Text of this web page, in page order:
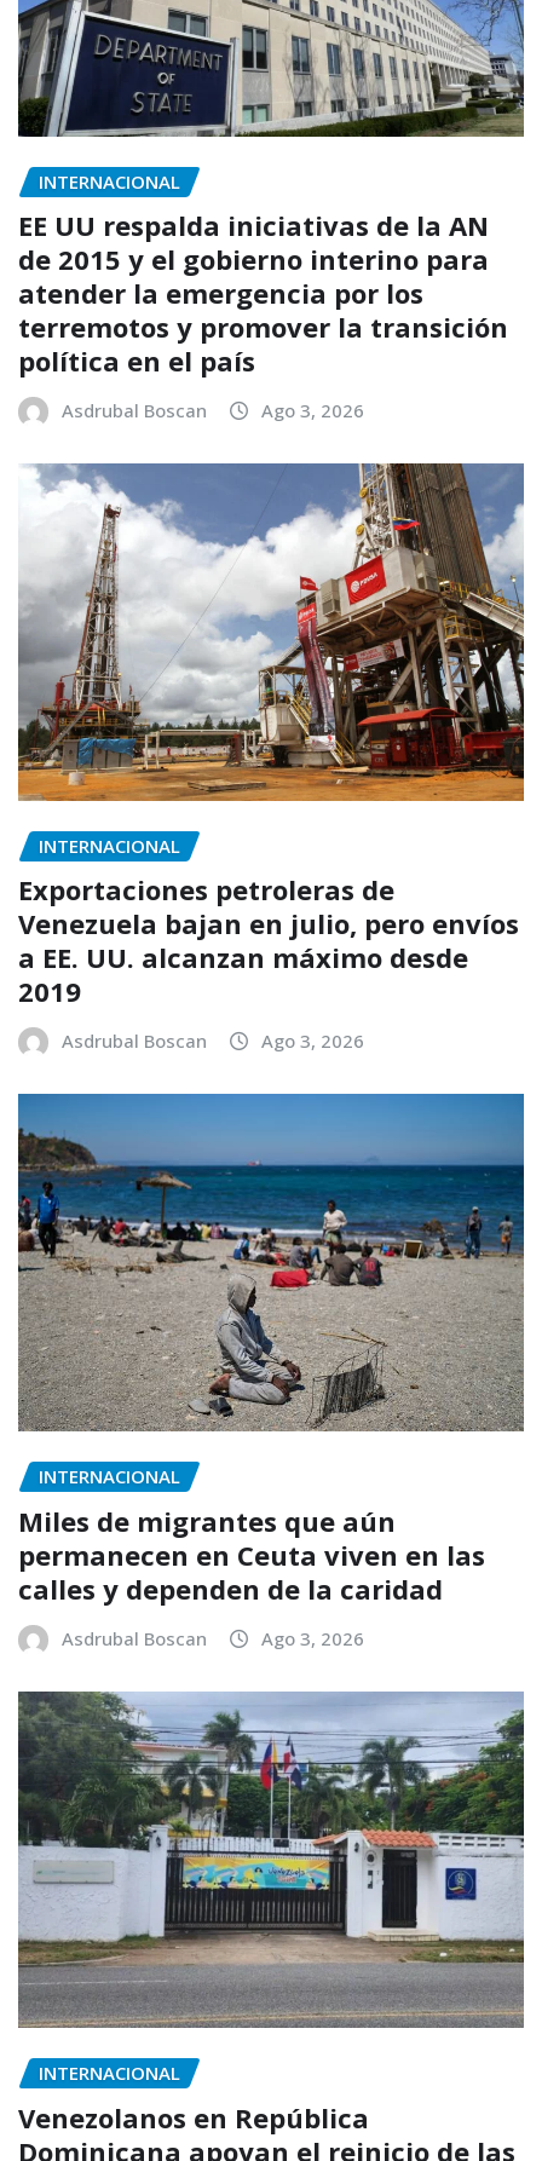
INTERNACIONAL
EE UU respalda iniciativas de la AN
de 2015 y el gobierno interino para
atender la emergencia por los
terremotos y promover la transición
política en el país
Asdrubal Boscan Ago 3, 2026
INTERNACIONAL
Exportaciones petroleras de
Venezuela bajan en julio, pero envíos
a EE. UU. alcanzan máximo desde
2019
Asdrubal Boscan Ago 3, 2026
INTERNACIONAL
Miles de migrantes que aún
permanecen en Ceuta viven en las
calles y dependen de la caridad
Asdrubal Boscan Ago 3, 2026
INTERNACIONAL
Venezolanos en República
Dominicana apoyan el reinicio de las